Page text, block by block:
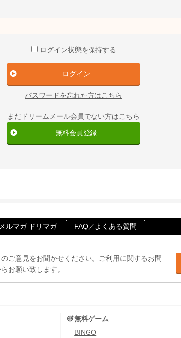
ログイン状態を保持する
パスワードを忘れた方はこちら
まだドリームメール会員でない方はこちら
無料会員登録
ルマガ ドリマガ FAQ／よくある質問
ご意見をお聞かせください。ご利用に関するお問
お願い致します。
無料ゲーム
BINGO